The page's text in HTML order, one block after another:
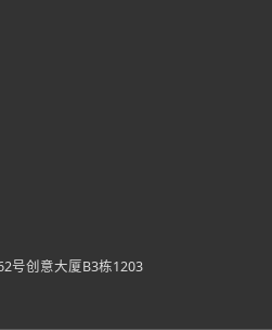
号创意大厦B3栋1203